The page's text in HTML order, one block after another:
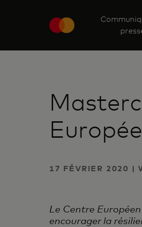
17 FÉVRIER 2020 |
Le Centre
encourager la